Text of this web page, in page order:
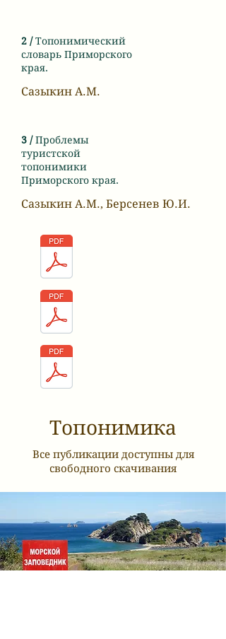
2 /Топонимический
словарь Приморского
края.
Сазыкин А.М.
3 /Проблемы
туристской
топонимики
Приморского края.
Сазыкин А.М., Берсенев Ю.И.
Топонимика
Все публикации доступны для
свободного скачивания